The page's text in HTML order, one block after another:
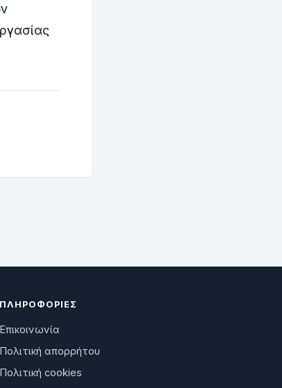
ΠΛΗΡΟΦΟΡΊΕΣ
Επικοινωνία
Πολιτική απορρήτου
Πολιτική cookies